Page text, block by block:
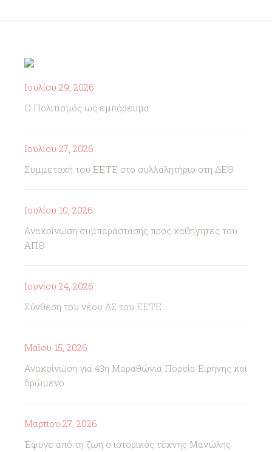
Ιουλίου 29, 2026
Ο Πολιτισμός ως εμπόρευμα
Ιουλίου 27, 2026
Συμμετοχή του ΕΕΤΕ στο συλλαλητήριο στη ΔΕΘ
Ιουλίου 10, 2026
Ανακοίνωση συμπαράστασης προς καθηγητές του
ΑΠΘ
Ιουνίου 24, 2026
Σύνθεση του νέου ΔΣ του ΕΕΤΕ
Μαΐου 15, 2026
Ανακοίνωση για 43η Μαραθώνια Πορεία Ειρήνης και
δρώμενο
Μαρτίου 27, 2026
Έφυγε από τη ζωή ο ιστορικός τέχνης Μανώλης